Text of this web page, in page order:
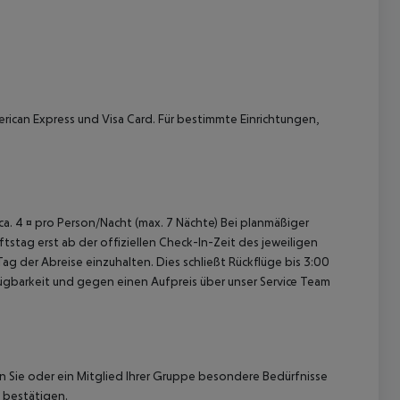
Express und Visa Card. Für bestimmte Einrichtungen,
4 ¤ pro Person/Nacht (max. 7 Nächte) Bei planmäßiger
erst ab der offiziellen Check-In-Zeit des jeweiligen
der Abreise einzuhalten. Dies schließt Rückflüge bis 3:00
und gegen einen Aufpreis über unser Service Team
oder ein Mitglied Ihrer Gruppe besondere Bedürfnisse
bestätigen.